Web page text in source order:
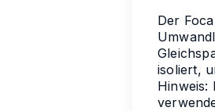
Der
isoliert,